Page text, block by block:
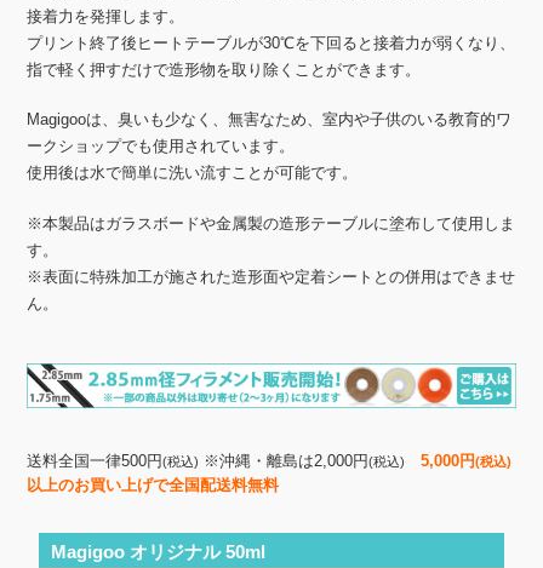
接着力を発揮します。
プリント終了後ヒートテーブルが30℃を下回ると接着力が弱くなり、
指で軽く押すだけで造形物を取り除くことができます。
Magigooは、臭いも少なく、無害なため、室内や子供のいる教育的ワ
ークショップでも使用されています。
使用後は水で簡単に洗い流すことが可能です。
※本製品はガラスボードや金属製の造形テーブルに塗布して使用しま
す。
※表面に特殊加工が施された造形面や定着シートとの併用はできませ
ん。
送料全国一律500円(税込) ※沖縄・離島は2,000円(税込) 5,000円(税込)
以上のお買い上げで全国配送料無料
Magigoo オリジナル 50ml